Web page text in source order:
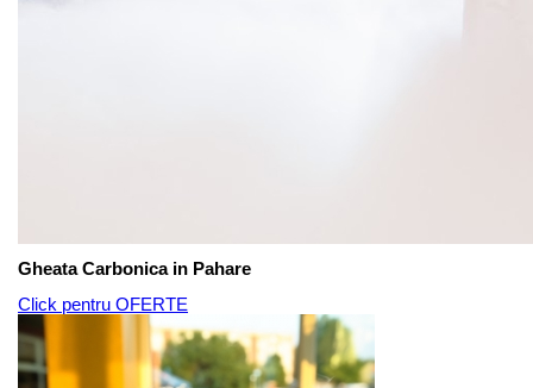
Gheata Carbonica in Pahare
Click pentru OFERTE